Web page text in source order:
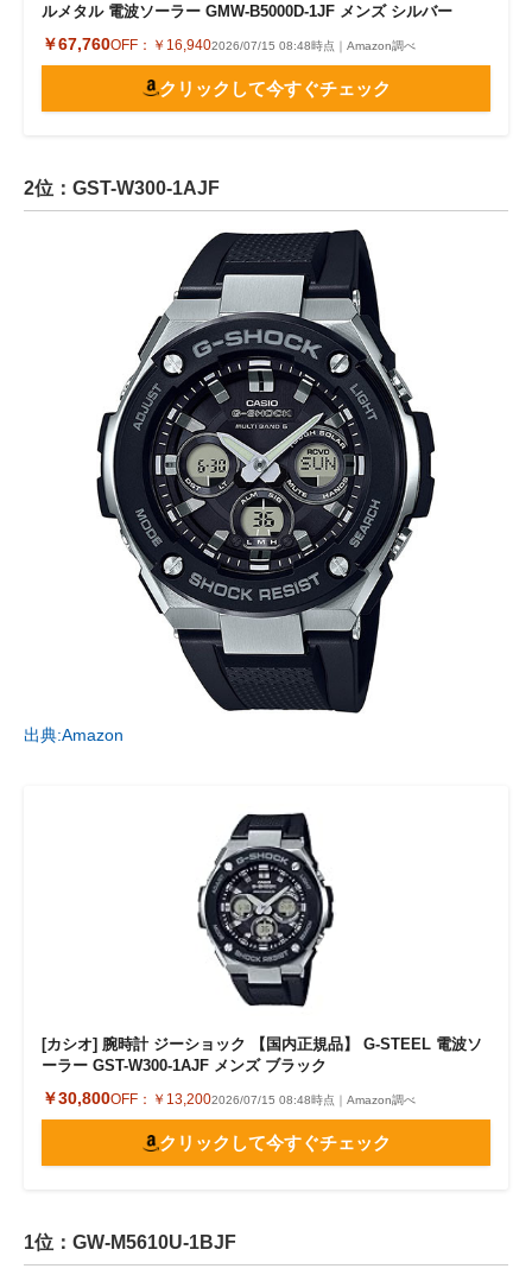
ルメタル 電波ソーラー GMW-B5000D-1JF メンズ シルバー
￥67,760OFF： ￥16,9402026/07/15 08:48時点｜Amazon調べ
クリックして今すぐチェック
2位：GST-W300-1AJF
出典:Amazon
[カシオ] 腕時計 ジーショック 【国内正規品】 G-STEEL 電波ソ
ーラー GST-W300-1AJF メンズ ブラック
￥30,800OFF： ￥13,2002026/07/15 08:48時点｜Amazon調べ
クリックして今すぐチェック
1位：GW-M5610U-1BJF